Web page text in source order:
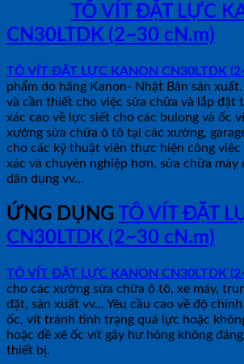
TÔ VÍT ĐẶT LỰC
CN30LTDK (2~30 cN.m)
TÔ VÍT ĐẶT LỰC KANON CN30LTDK
phẩm do hãng Kanon- Nhật Bản sản
và cần thiết cho việc sửa chữa và lắp đặt
xác cao về lực siết cho các bulong và ốc
xưởng sửa chữa ô tô tại các xưởng,
cho các kỹ thuật viên thực hiện công việc
xác và chuyên nghiệp hơn, sửa chữa máy
dân dụng vv…
ỨNG DỤNG TÔ VÍT ĐẶT
CN30LTDK (2~30 cN.m)
TÔ VÍT ĐẶT LỰC KANON CN30LTDK
cho các xưởng sửa chữa ô tô, xe máy,
đặt, sản xuất vv… Yêu cầu cao về độ
ốc, vít tránh tình trạng quá lực hoặc
hoặc đề xê ốc vít gây hư hỏng không
thiết bị.